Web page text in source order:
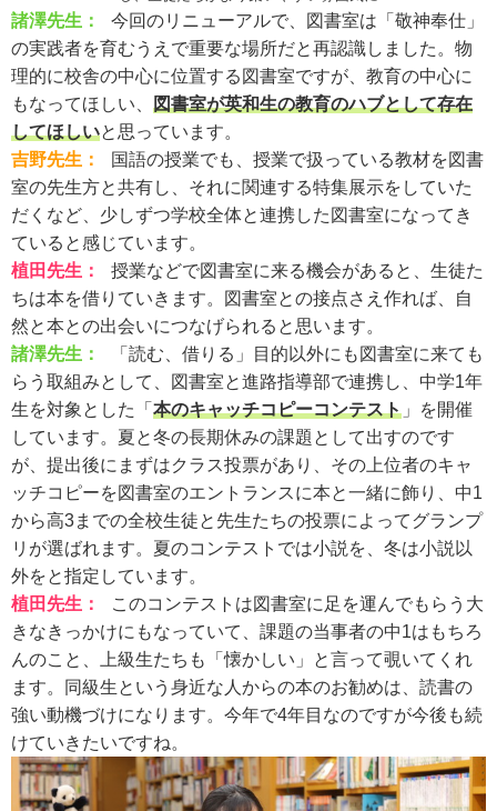
諸澤先生：
今回のリニューアルで、図書室は「敬神奉仕」
の実践者を育むうえで重要な場所だと再認識しました。物
理的に校舎の中心に位置する図書室ですが、教育の中心に
もなってほしい、 図書室が英和生の教育のハブとして存在
してほしいと思っています。
吉野先生：
国語の授業でも、授業で扱っている教材を図書
室の先生方と共有し、それに関連する特集展示をしていた
だくなど、少しずつ学校全体と連携した図書室になってき
ていると感じています。
植田先生：
授業などで図書室に来る機会があると、生徒た
ちは本を借りていきます。図書室との接点さえ作れば、自
然と本との出会いにつなげられると思います。
諸澤先生：
「読む、借りる」目的以外にも図書室に来ても
らう取組みとして、図書室と進路指導部で連携し、中学1年
生を対象とした「 本のキャッチコピーコンテスト 」を開催
しています。夏と冬の長期休みの課題として出すのです
が、提出後にまずはクラス投票があり、その上位者のキャ
ッチコピーを図書室のエントランスに本と一緒に飾り、中1
から高3までの全校生徒と先生たちの投票によってグランプ
リが選ばれます。夏のコンテストでは小説を、冬は小説以
外をと指定しています。
植田先生：
このコンテストは図書室に足を運んでもらう大
きなきっかけにもなっていて、課題の当事者の中1はもちろ
んのこと、上級生たちも「懐かしい」と言って覗いてくれ
ます。同級生という身近な人からの本のお勧めは、読書の
強い動機づけになります。今年で4年目なのですが今後も続
けていきたいですね。